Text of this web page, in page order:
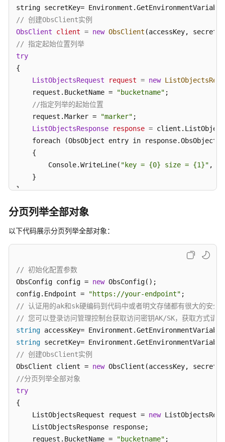
是
否
复
制
对
象
列
举
对
理
对
象
ACL
获
取
对
象
属
段
操
string secretKey=
// 创建ObsClient实例
ObsClient
client = new ObsClient
// 指定起始位置列举
try
{
ListObjectsRequest
request = new
    request.BucketName =
"bucketname" ;
//指定列举的起始位置
    request.Marker =
"marker" ;
ListObjectsResponse
response =
    foreach (ObsObject entry in response.ObsObjects)
    {
        Console.WriteLine(
"key = {0} size = {1}" ,
    }
{
分页列举全部对象
以下代码展示分页列举全部对象：
// 初始化配置参数
ObsConfig config = new ObsConfig();
config.Endpoint =
"https://your-endpoint"
// 认证用的ak和sk硬编码到代码中或者明文存储都有很大的安全
// 您可以登录访问管理控制台获取访问密钥AK/SK，获取
string accessKey=
string secretKey=
// 创建ObsClient实例
ObsClient client = new
//分页列举全部对象
try
{
    ListObjectsRequest request =
new
    ListObjectsResponse response;
    request.BucketName =
"bucketname" ;